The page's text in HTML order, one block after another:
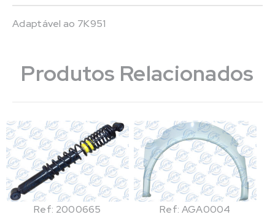
Adaptável ao 7K951
Produtos Relacionados
Ref: 2000665
Ref: AGA0004